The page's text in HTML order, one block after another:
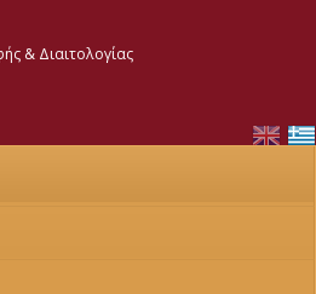
& Διαιτολογίας